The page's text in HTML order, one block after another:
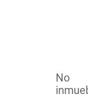
No